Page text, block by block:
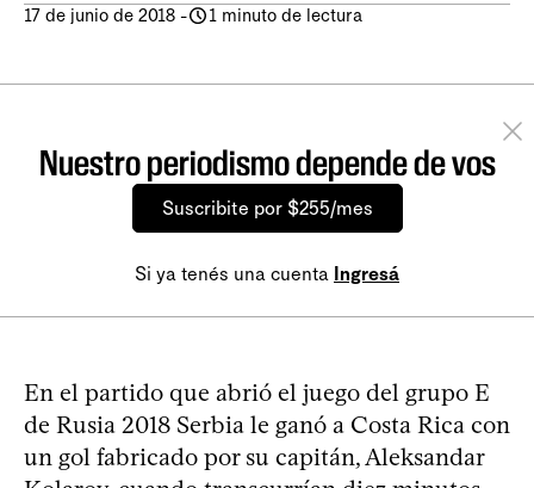
17 de junio de 2018 - 1 minuto de lectura
Nuestro periodismo depende de vos
Suscribite por $255/mes
Si ya tenés una cuenta Ingresá
En el partido que abrió el juego del grupo E
de Rusia 2018 Serbia le ganó a Costa Rica con
un gol fabricado por su capitán, Aleksandar